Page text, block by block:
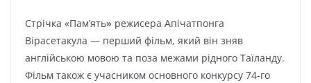
Стрічка «Пам’ять» режисера Апічатпонга
Вірасетакула — перший фільм, який він зняв
англійською мовою та поза межами рідного Таїланду.
Фільм також є учасником основного конкурсу 74-го